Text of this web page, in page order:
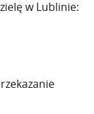
w Lublinie: